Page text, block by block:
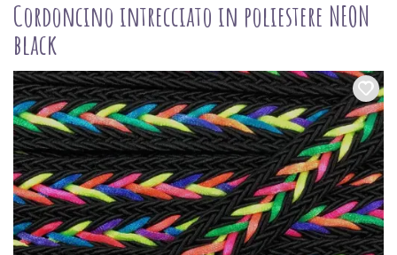
Cordoncino intrecciato in poliestere NEON
black